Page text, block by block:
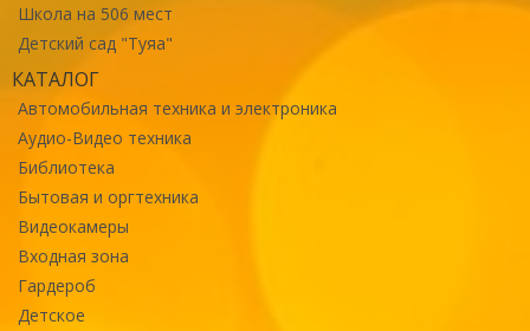
Школа на 506 мест
Детский сад "Туяа"
КАТАЛОГ
Автомобильная техника и электроника
Аудио-Видео техника
Библиотека
Бытовая и оргтехника
Видеокамеры
Входная зона
Гардероб
Детское